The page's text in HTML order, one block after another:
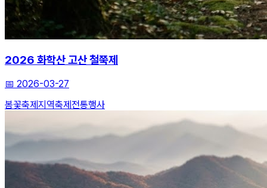
2026 화학산 고산 철쭉제
📅 2026-03-27
봄꽃축제지역축제전통행사